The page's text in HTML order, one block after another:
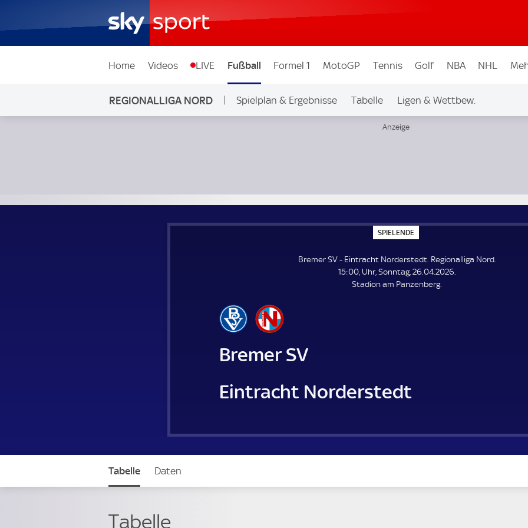
Home Videos LIVE Fußball Formel 1 MotoGP Tennis Golf NBA NHL
REGIONALLIGA NORD Spielplan & Ergebnisse Tabelle Ligen & Wettbew.
SPIELENDE
P
E
L
E
N
Bremer SV - Eintracht Norderstedt. Regionalliga Nord.
15:00, Uhr, Sonntag, 26.04.2026.
Stadion am Panzenberg.
Bremer SV
Eintracht Norderstedt
Tabelle Daten
Tabelle